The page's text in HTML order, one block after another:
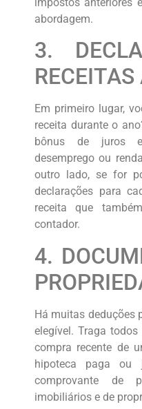
abordagem.
3.
Em primeiro lugar,
receita durante o
bônus de juros
desemprego ou
outro lado, se for
declarações para
receita que
contador.
4.
Há muitas deduções
elegível. Traga
compra recente de
hipoteca paga ou
comprovante de
imobiliários e de